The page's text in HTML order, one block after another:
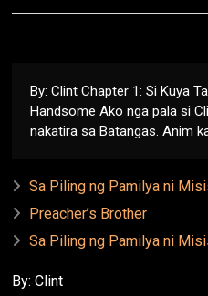
By: Clint Chapter 1: Si Kuya
Handsome Ako nga pala si
nakatira sa Batangas. Anim
Sa Piling ng Pamilya ni
Preacher’s Brother
Sa Piling ng Pamilya ni
By: Clint